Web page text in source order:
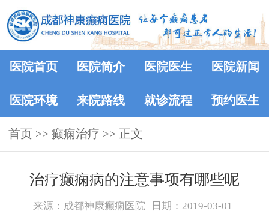
医院首页 医院简介 医院医生 医院新闻
医院环境 来院路线 就诊流程 预约医生
首页 >> 癫痫治疗 >> 正文
治疗癫痫病的注意事项有哪些呢
来源：成都神康癫痫医院 日期：2019-03-01